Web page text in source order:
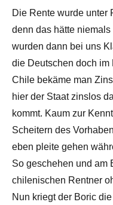
Die Rente wurde unter
denn das hätte
wurden dann bei uns
die Deutschen doch im
Chile bekäme man
hier der Staat zinslos
kommt. Kaum zur
Scheitern des
eben pleite gehen
So geschehen und am
chilenischen Rentner
Nun kriegt der Boric